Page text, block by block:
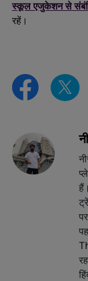
स्कूल एजुकेशन से
रहें।